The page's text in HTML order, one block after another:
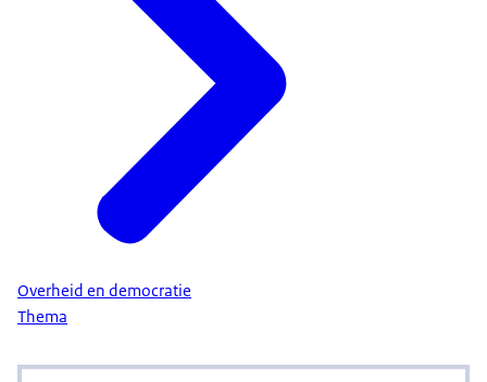
Overheid en democratie
Thema